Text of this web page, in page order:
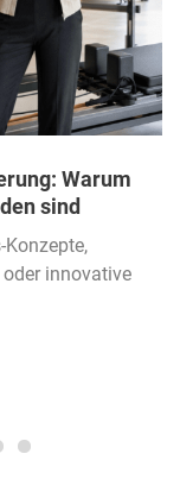
Warum
sind
innovative